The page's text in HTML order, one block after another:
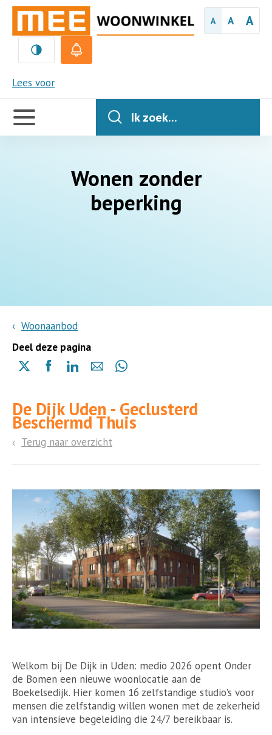
A A A
Lees voor
MEE
Handige
links
Ik zoek...
Wonen zonder
beperking
Woonaanbod
Deel deze pagina
Delen
(opent
in
een
nieuwe
Delen
(opent
in
een
nieuwe
Delen
(opent
in
een
nieuwe
Delen
mail
Delen
(opent
in
pagina)
De Dijk Uden - Geclusterd
Beschermd Thuis
Terug naar overzicht
Welkom bij De Dijk in Uden: medio 2026 opent Onder
de Bomen een nieuwe woonlocatie aan de
Boekelsedijk. Hier komen 16 zelfstandige studio's voor
mensen die zelfstandig willen wonen met de zekerheid
van intensieve begeleiding die 24/7 bereikbaar is.